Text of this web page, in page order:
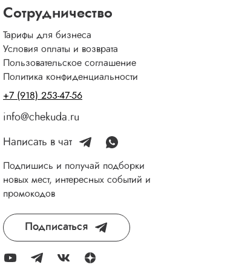
Сотрудничество
Тарифы для бизнеса
Условия оплаты и возврата
Пользовательское соглашение
Политика конфиденциальности
+7 (918) 253-47-56
info@chekuda.ru
Написать в чат
Подпишись и получай подборки
новых мест, интересных событий и
промокодов
Подписаться